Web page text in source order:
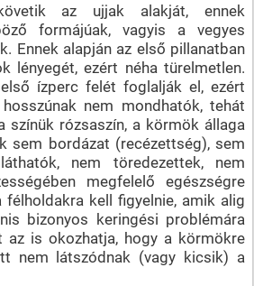
az ujjak alakját, ennek
formájúak, vagyis a vegyes
Ennek alapján az első pillanatban
lényegét, ezért néha türelmetlen.
ízperc felét foglalják el, ezért
nem mondhatók, tehát
színük rózsaszín, a körmök állaga
sem bordázat (recézettség), sem
nem töredezettek, nem
megfelelő egészségre
félholdakra kell figyelnie, amik alig
bizonyos keringési problémára
az is okozhatja, hogy a körmökre
nem látszódnak (vagy kicsik) a